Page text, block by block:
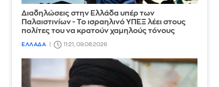
Διαδηλώσεις στην Ελλάδα υπέρ των
Παλαιστινίων - Το ισραηλινό ΥΠΕΞ λέει στους
πολίτες του να κρατούν χαμηλούς τόνους
ΕΛΛΑΔΑ 11:21, 09.08.2026